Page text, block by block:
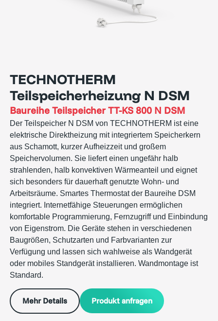
TECHNOTHERM
Teilspeicherheizung N DSM
Baureihe Teilspeicher TT-KS 800 N DSM
Der Teilspeicher N DSM von TECHNOTHERM ist eine
elektrische Direktheizung mit integriertem Speicherkern
aus Schamott, kurzer Aufheizzeit und großem
Speichervolumen. Sie liefert einen ungefähr halb
strahlenden, halb konvektiven Wärmeanteil und eignet
sich besonders für dauerhaft genutzte Wohn- und
Arbeitsräume. Smartes Thermostat der Baureihe DSM
integriert. Internetfähige Steuerungen ermöglichen
komfortable Programmierung, Fernzugriff und Einbindung
von Eigenstrom. Die Geräte stehen in verschiedenen
Baugrößen, Schutzarten und Farbvarianten zur
Verfügung und lassen sich wahlweise als Wandgerät
oder mobiles Standgerät installieren. Wandmontage ist
Standard.
Mehr Details Produkt anfragen